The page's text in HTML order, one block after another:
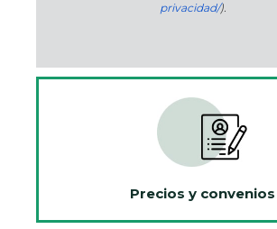
privacidad/).
Precios y convenios